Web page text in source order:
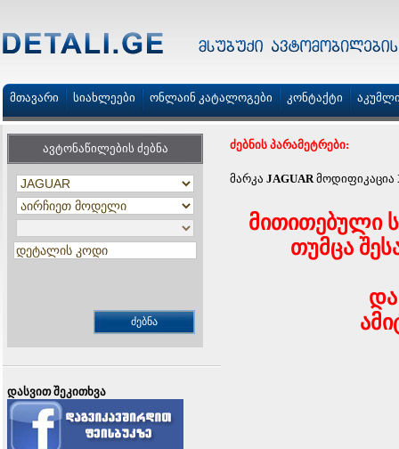
მთავარი სიახლეები ონლაინ კატალოგები კონტაქტი
ავტონაწილების ძებნა
დასვით შეკითხვა
ძებნის პარამეტრები:
მარკა JAGUARმოდიფიკაცია
მითითებული
თუმცა